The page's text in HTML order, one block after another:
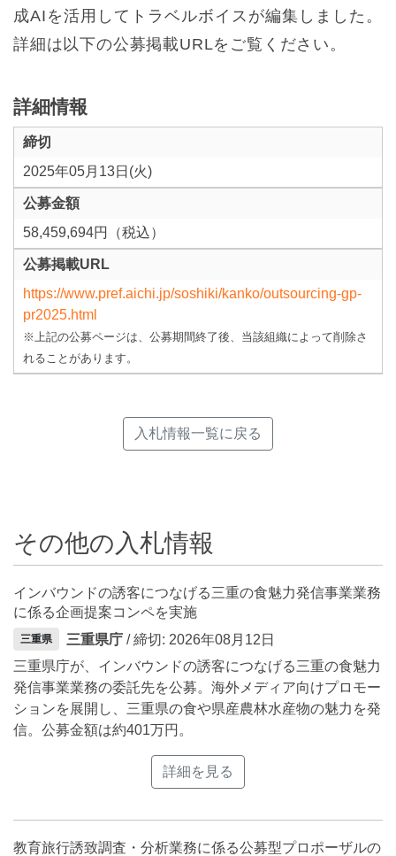
成AIを活用してトラベルボイスが編集しました。
詳細は以下の公募掲載URLをご覧ください。
詳細情報
締切
2025年05月13日(火)
公募金額
58,459,694円（税込）
公募掲載URL
https://www.pref.aichi.jp/soshiki/kanko/outsourcing-gp-
pr2025.html
※上記の公募ページは、公募期間終了後、当該組織によって削除さ
れることがあります。
入札情報一覧に戻る
その他の入札情報
インバウンドの誘客につなげる三重の食魅力発信事業業務
に係る企画提案コンペを実施
三重県 三重県庁 / 締切: 2026年08月12日
三重県庁が、インバウンドの誘客につなげる三重の食魅力
発信事業業務の委託先を公募。海外メディア向けプロモー
ションを展開し、三重県の食や県産農林水産物の魅力を発
信。公募金額は約401万円。
詳細を見る
教育旅行誘致調査・分析業務に係る公募型プロポーザルの